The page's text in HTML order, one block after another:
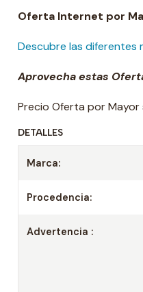
Oferta Internet por
Descubre las diferentes
Aprovecha estas
Precio Oferta por Mayor
DETALLES
Marca:
Procedencia:
Advertencia :